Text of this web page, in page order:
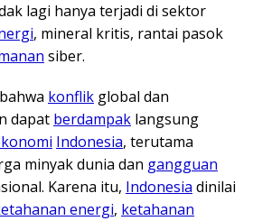
lagi hanya terjadi di sektor
, mineral kritis, rantai pasok
siber.
konflik global dan
dapat berdampak langsung
Indonesia, terutama
minyak dunia dan gangguan
Karena itu, Indonesia dinilai
energi, ketahanan